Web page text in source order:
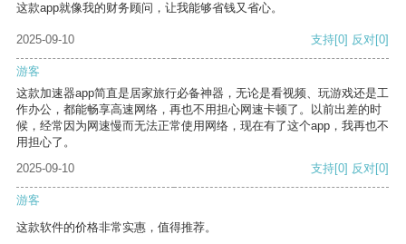
这款app就像我的财务顾问，让我能够省钱又省心。
2025-09-10 支持[0] 反对[0]
游客
这款加速器app简直是居家旅行必备神器，无论是看视频、玩游戏还是工
作办公，都能畅享高速网络，再也不用担心网速卡顿了。以前出差的时
候，经常因为网速慢而无法正常使用网络，现在有了这个app，我再也不
用担心了。
2025-09-10
支持[0] 反对[0]
游客
这款软件的价格非常实惠，值得推荐。